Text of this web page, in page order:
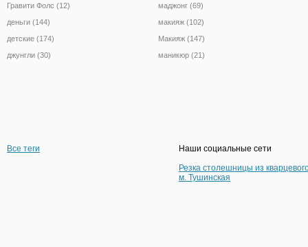
Гравити Фолс (12)
деньги (144)
детские (174)
джунгли (30)
маджонг (69)
макияж (102)
Макияж (147)
маникюр (21)
Все теги
Наши социальные сети
Резка столешницы из
м. Тушинская